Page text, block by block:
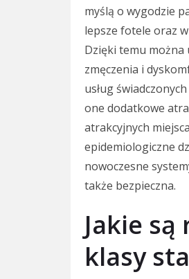
myślą o wygodzie
lepsze fotele oraz
Dzięki temu można
zmęczenia i
usług
one dodatkowe
atrakcyjnych
epidemiologiczne
nowoczesne
także bezpieczna.
Jakie
klasy